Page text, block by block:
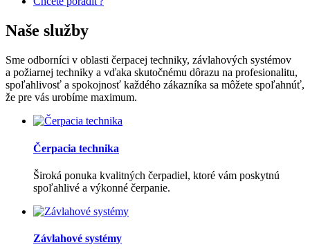
Naše služby
Sme odborníci v oblasti čerpacej techniky, závlahových systémov
a požiarnej techniky a vďaka skutočnému dôrazu na profesionalitu,
spoľahlivosť a spokojnosť každého zákazníka sa môžete spoľahnúť,
že pre vás urobíme maximum.
Čerpacia technika
Široká ponuka kvalitných čerpadiel, ktoré vám poskytnú
spoľahlivé a výkonné čerpanie.
Závlahové systémy